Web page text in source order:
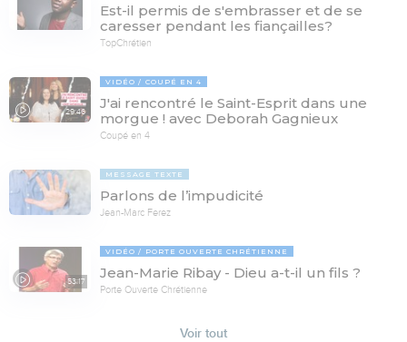
Est-il permis de s'embrasser et de se
caresser pendant les fiançailles?
TopChrétien
29:46
VIDÉO COUPÉ EN 4
J'ai rencontré le Saint-Esprit dans une
morgue ! avec Deborah Gagnieux
Coupé en 4
MESSAGE TEXTE
Parlons de l’impudicité
Jean-Marc Ferez
53:17
VIDÉO PORTE OUVERTE CHRÉTIENNE
Jean-Marie Ribay - Dieu a-t-il un fils ?
Porte Ouverte Chrétienne
Voir tout